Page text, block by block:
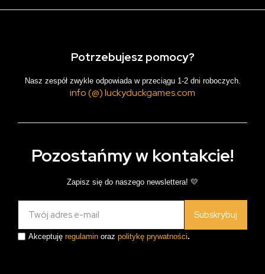
Potrzebujesz pomocy?
Nasz zespół zwykle odpowiada w przeciągu 1-2 dni roboczych.
info (@) luckyduckgames.com
Pozostańmy w kontakcie!
Zapisz się do naszego newslettera! 💛
Subskrybuj
Akceptuję regulamin oraz politykę prywatności.